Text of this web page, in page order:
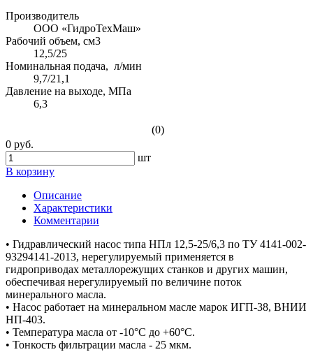
Производитель
ООО «ГидроТехМаш»
Рабочий объем, см3
12,5/25
Номинальная подача, л/мин
9,7/21,1
Давление на выходе, МПа
6,3
(0)
0 руб.
шт
В корзину
Описание
Характеристики
Комментарии
• Гидравлический насос типа НПл 12,5-25/6,3 по ТУ 4141-002-
93294141-2013, нерегулируемый применяется в
гидроприводах металлорежущих станков и других машин,
обеспечивая нерегулируемый по величине поток
минерального масла.
• Насос работает на минеральном масле марок ИГП-38, ВНИИ
НП-403.
• Температура масла от -10°С до +60°С.
• Тонкость фильтрации масла - 25 мкм.